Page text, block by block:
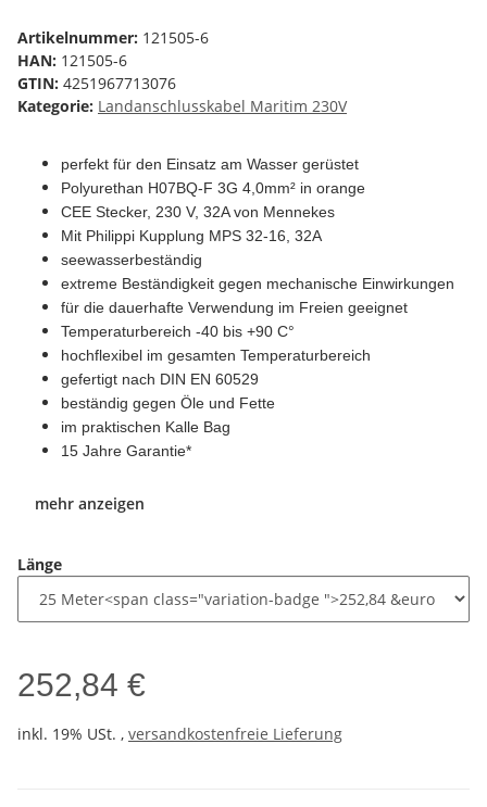
Artikelnummer: 121505-6
HAN: 121505-6
GTIN: 4251967713076
Kategorie: Landanschlusskabel Maritim 230V
perfekt für den Einsatz am Wasser gerüstet
Polyurethan H07BQ-F 3G 4,0mm² in orange
CEE Stecker, 230 V, 32A von Mennekes
Mit Philippi Kupplung MPS 32-16, 32A
seewasserbeständig
extreme Beständigkeit gegen mechanische Einwirkungen
für die dauerhafte Verwendung im Freien geeignet
Temperaturbereich -40 bis +90 C°
hochflexibel im gesamten Temperaturbereich
gefertigt nach DIN EN 60529
beständig gegen Öle und Fette
im praktischen Kalle Bag
15 Jahre Garantie*
mehr anzeigen
Länge
252,84 €
inkl. 19% USt. , versandkostenfreie Lieferung